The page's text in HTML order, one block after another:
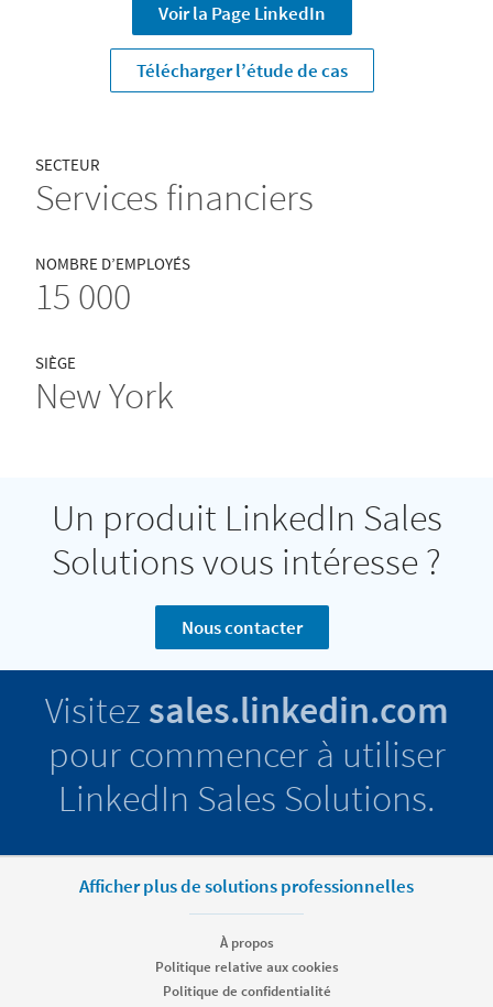
Voir la Page LinkedIn
Télécharger l’étude de cas
SECTEUR
Services financiers
NOMBRE D’EMPLOYÉS
15 000
SIÈGE
New York
Un produit LinkedIn Sales
Solutions vous intéresse ?
Nous contacter
Visitez sales.linkedin.com
pour commencer à utiliser
LinkedIn Sales Solutions.
Afficher plus de solutions professionnelles
À propos
Politique relative aux cookies
Politique de confidentialité